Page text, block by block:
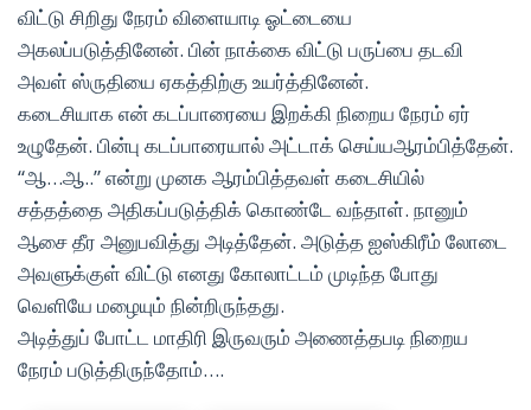
விட்டு சிறிது நேரம் விளையாடி ஓட்டையை
அகலப்படுத்தினேன். பின் நாக்கை விட்டு பருப்பை தடவி
அவள் ஸ்ருதியை ஏகத்திற்கு உயர்த்தினேன்.
கடைசியாக என் கடப்பாரையை இறக்கி நிறைய நேரம் ஏர்
உழுதேன். பின்பு கடப்பாரையால் அட்டாக் செய்யஆரம்பித்தேன்.
“ஆ…ஆ..” என்று முனக ஆரம்பித்தவள் கடைசியில்
சத்தத்தை அதிகப்படுத்திக் கொண்டே வந்தாள். நானும்
ஆசை தீர அனுபவித்து அடித்தேன். அடுத்த ஐஸ்கிரீம் லோடை
அவளுக்குள் விட்டு எனது கோலாட்டம் முடிந்த போது
வெளியே மழையும் நின்றிருந்தது.
அடித்துப் போட்ட மாதிரி இருவரும் அணைத்தபடி நிறைய
நேரம் படுத்திருந்தோம்….